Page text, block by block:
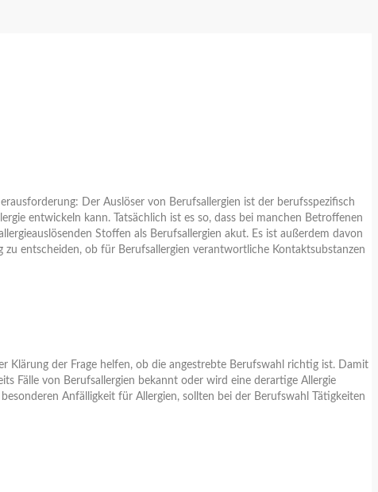
Der Auslöser von Berufsallergien ist der berufsspezifisch
entwickeln kann. Tatsächlich ist es so, dass bei manchen Betroffenen
Stoffen als Berufsallergien akut. Es ist außerdem davon
entscheiden, ob für Berufsallergien verantwortliche Kontaktsubstanzen
Klärung der Frage helfen, ob die angestrebte Berufswahl richtig ist. Damit
Fälle von Berufsallergien bekannt oder wird eine derartige Allergie
Anfälligkeit für Allergien, sollten bei der Berufswahl Tätigkeiten